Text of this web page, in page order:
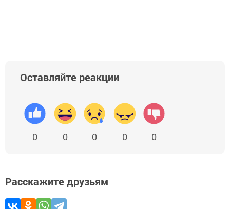
Оставляйте реакции
0 0 0 0 0
Расскажите друзьям